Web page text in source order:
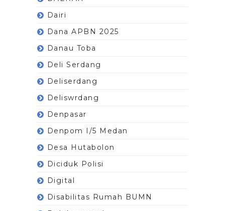
Dairi
Dana APBN 2025
Danau Toba
Deli Serdang
Deliserdang
Deliswrdang
Denpasar
Denpom I/5 Medan
Desa Hutabolon
Diciduk Polisi
Digital
Disabilitas Rumah BUMN